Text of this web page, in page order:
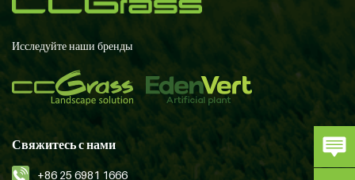
Исследуйте наши бренды
Свяжитесь с нами
+86 25 6981 1666